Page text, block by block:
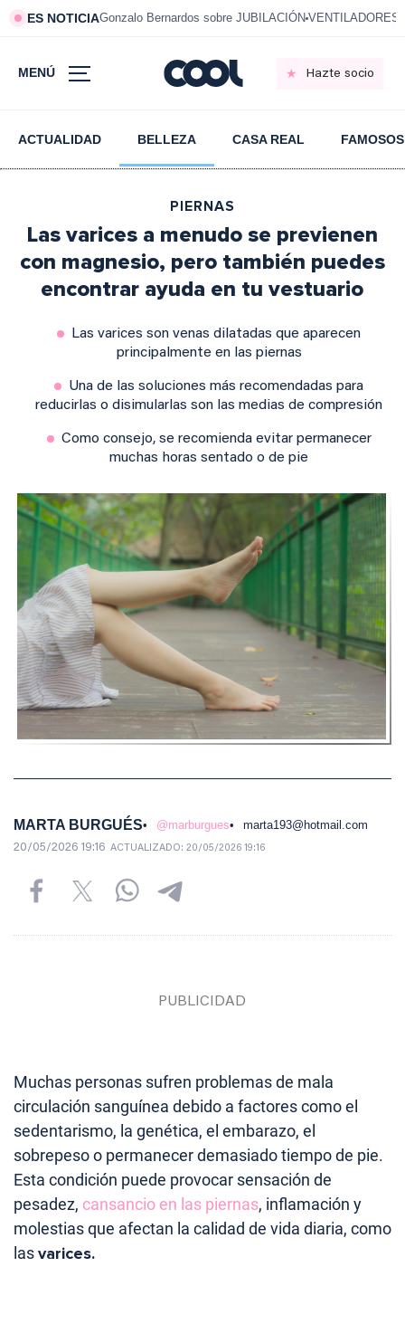
ES NOTICIAGonzalo Bernardos sobre JUBILACIÓN VENTILADORES
MENÚ Hazte socio
ACTUALIDAD BELLEZA CASA REAL FAMOSOS
PIERNAS
Las varices a menudo se previenen
con magnesio, pero también puedes
encontrar ayuda en tu vestuario
Las varices son venas dilatadas que aparecen
principalmente en las piernas
Una de las soluciones más recomendadas para
reducirlas o disimularlas son las medias de compresión
Como consejo, se recomienda evitar permanecer
muchas horas sentado o de pie
MARTA BURGUÉS @marburgues marta193@hotmail.com
20/05/2026 19:16 ACTUALIZADO: 20/05/2026 19:16
Muchas personas sufren problemas de mala
circulación sanguínea debido a factores como el
sedentarismo, la genética, el embarazo, el
sobrepeso o permanecer demasiado tiempo de pie.
Esta condición puede provocar sensación de
pesadez, cansancio en las piernas, inflamación y
molestias que afectan la calidad de vida diaria, como
lasvarices.